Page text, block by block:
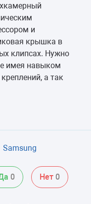
и
крышка в
клипсах. Нужно
имея навыком
а так
Samsung
0 Нет 0